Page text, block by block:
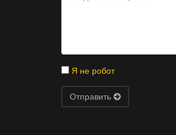
Я не робот
Отправить